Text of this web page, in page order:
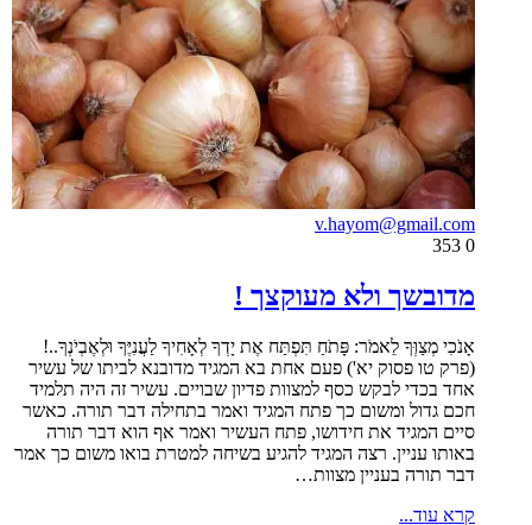
v.hayom@gmail.com
0
מדובשך ולא מעוקצך !
אָנֹכִי מְצַוְּךָ לֵאמֹר: פָּתֹחַ תִּפְתַּח אֶת יָדְךָ לְאָחִיךָ לַעֲנִיֶּךָ וּלְאֶבְיֹנְךָ..!
(פרק טו פסוק יא') פעם אחת בא המגיד מדובנא לביתו של עשיר
אחד בכדי לבקש כסף למצוות פדיון שבויים. עשיר זה היה תלמיד
חכם גדול ומשום כך פתח המגיד ואמר בתחילה דבר תורה. כאשר
סיים המגיד את חידושו, פתח העשיר ואמר אף הוא דבר תורה
באותו עניין. רצה המגיד להגיע בשיחה למטרת בואו משום כך אמר
דבר תורה בעניין מצוות…
קרא עוד...